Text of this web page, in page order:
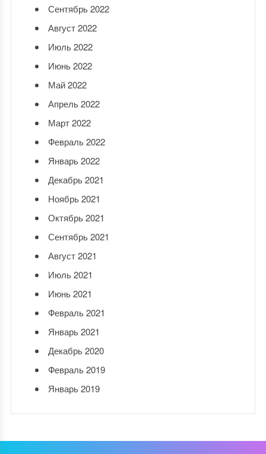
Сентябрь 2022
Август 2022
Июль 2022
Июнь 2022
Май 2022
Апрель 2022
Март 2022
Февраль 2022
Январь 2022
Декабрь 2021
Ноябрь 2021
Октябрь 2021
Сентябрь 2021
Август 2021
Июль 2021
Июнь 2021
Февраль 2021
Январь 2021
Декабрь 2020
Февраль 2019
Январь 2019